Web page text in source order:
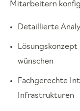
Mitarbeitern
Detaillierte
wünschen
Fachgerechte
Infrastrukturen